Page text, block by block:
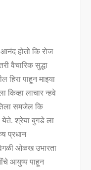
होतो कि रोज
वैचारिक सुद्धा
हिरा पाहून माझ्या
लाचार न्हवे
समजेल कि
येते. श्रेया बुगडे ला
प्रधान
ओळख उभारता
आयुष्य पाहून